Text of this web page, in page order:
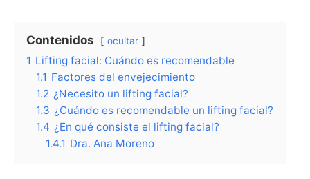
Contenidos ocultar
1 Lifting facial: Cuándo es recomendable
1.1 Factores del envejecimiento
1.2 ¿Necesito un lifting facial?
1.3 ¿Cuándo es recomendable un lifting facial?
1.4 ¿En qué consiste el lifting facial?
1.4.1 Dra. Ana Moreno